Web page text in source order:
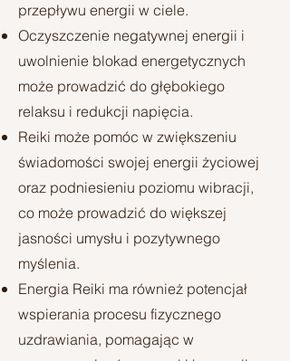
przepływu energii w ciele.
Oczyszczenie negatywnej energii i
uwolnienie blokad energetycznych
może prowadzić do głębokiego
relaksu i redukcji napięcia.
Reiki może pomóc w zwiększeniu
świadomości swojej energii życiowej
oraz podniesieniu poziomu wibracji,
co może prowadzić do większej
jasności umysłu i pozytywnego
myślenia.
Energia Reiki ma również potencjał
wspierania procesu fizycznego
uzdrawiania, pomagając w